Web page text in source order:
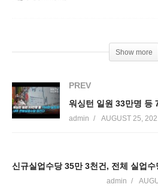
Show more
PREV
admin AUGUST 25,
admin